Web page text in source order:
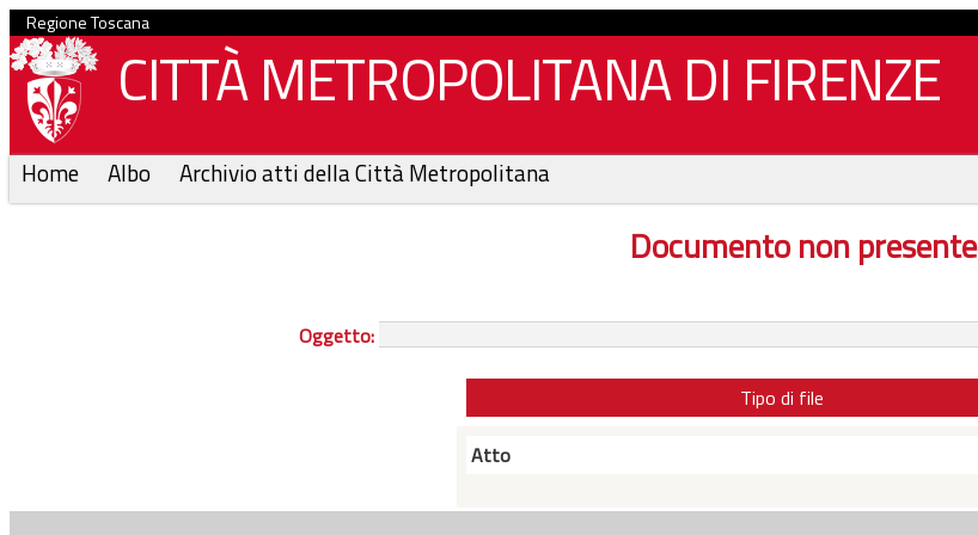
Regione Toscana
CITTÀ METROPOLITANA DI FIRENZE
Home Albo Archivio atti della Città Metropolitana
Documento non presente
Oggetto:
Tipo di file
Atto